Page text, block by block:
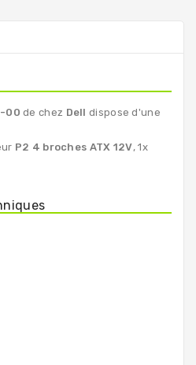
00 de chez Dell dispose d'une
P2 4 broches ATX 12V, 1x